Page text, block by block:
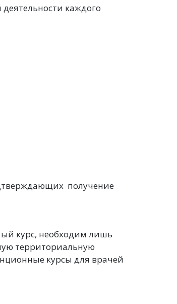
каждого
получение
курс, необходим лишь
территориальную
курсы для врачей